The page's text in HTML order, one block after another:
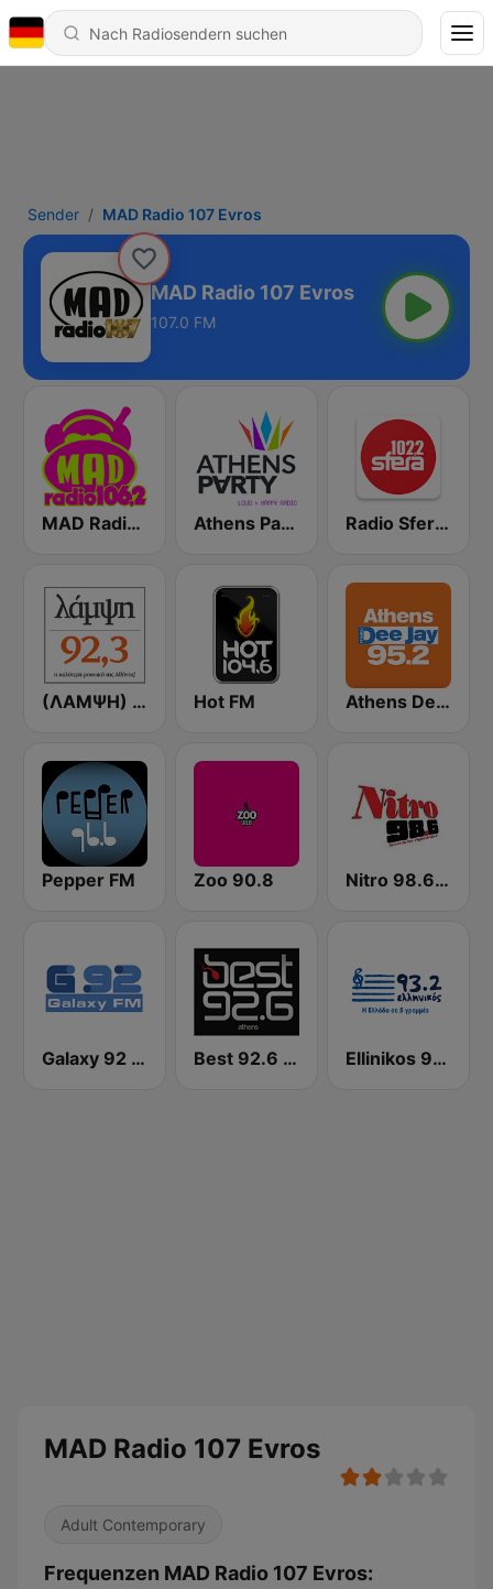
Sender MAD Radio 107 Evros
MAD Radio 107 Evros
107.0 FM
MAD Radio 106.2 FM Athens Party - Αθήναι Radio Sfera 102.2 FM
(ΛΑΜΨΗ) Lampsi 92.3 FM Hot FM Athens Deejay FM
Pepper FM Zoo 90.8 Nitro 98.6 FM
Galaxy 92 FM Best 92.6 FM Ellinikos 93.2 FM
MAD Radio 107 Evros
Adult Contemporary
Frequenzen MAD Radio 107 Evros: